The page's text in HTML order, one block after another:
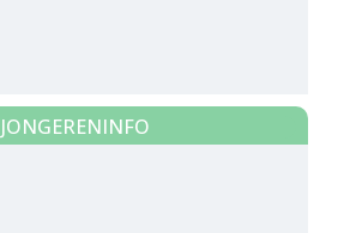
JONGERENINFO